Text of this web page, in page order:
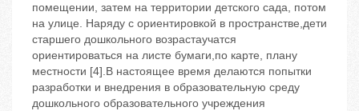
помещении, затем на территории детского сада, потом
на улице. Наряду с ориентировкой в пространстве,дети
старшего дошкольного возрастаучатся
ориентироваться на листе бумаги,по карте, плану
местности [4].В настоящее время делаются попытки
разработки и внедрения в образовательную среду
дошкольного образовательного учреждения